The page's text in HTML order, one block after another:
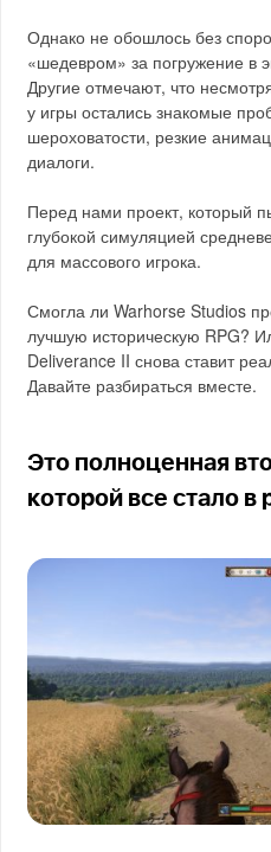
Однако не обошлось без
«шедевром» за погружение в
Другие отмечают, что
у игры остались знакомые
шероховатости, резкие
диалоги.
Перед нами проект, который
глубокой симуляцией
для массового игрока.
Смогла ли Warhorse Studios
лучшую историческую RPG?
Deliverance II снова ставит
Давайте разбираться вместе.
Это полноценная
которой все стало